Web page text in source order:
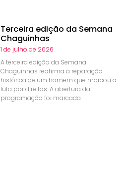
Terceira edição da Semana
Chaguinhas
1 de julho de 2026
A terceira edição da Semana
Chaguinhas reafirma a reparação
histórica de um homem que marcou a
luta por direitos. A abertura da
programação foi marcada